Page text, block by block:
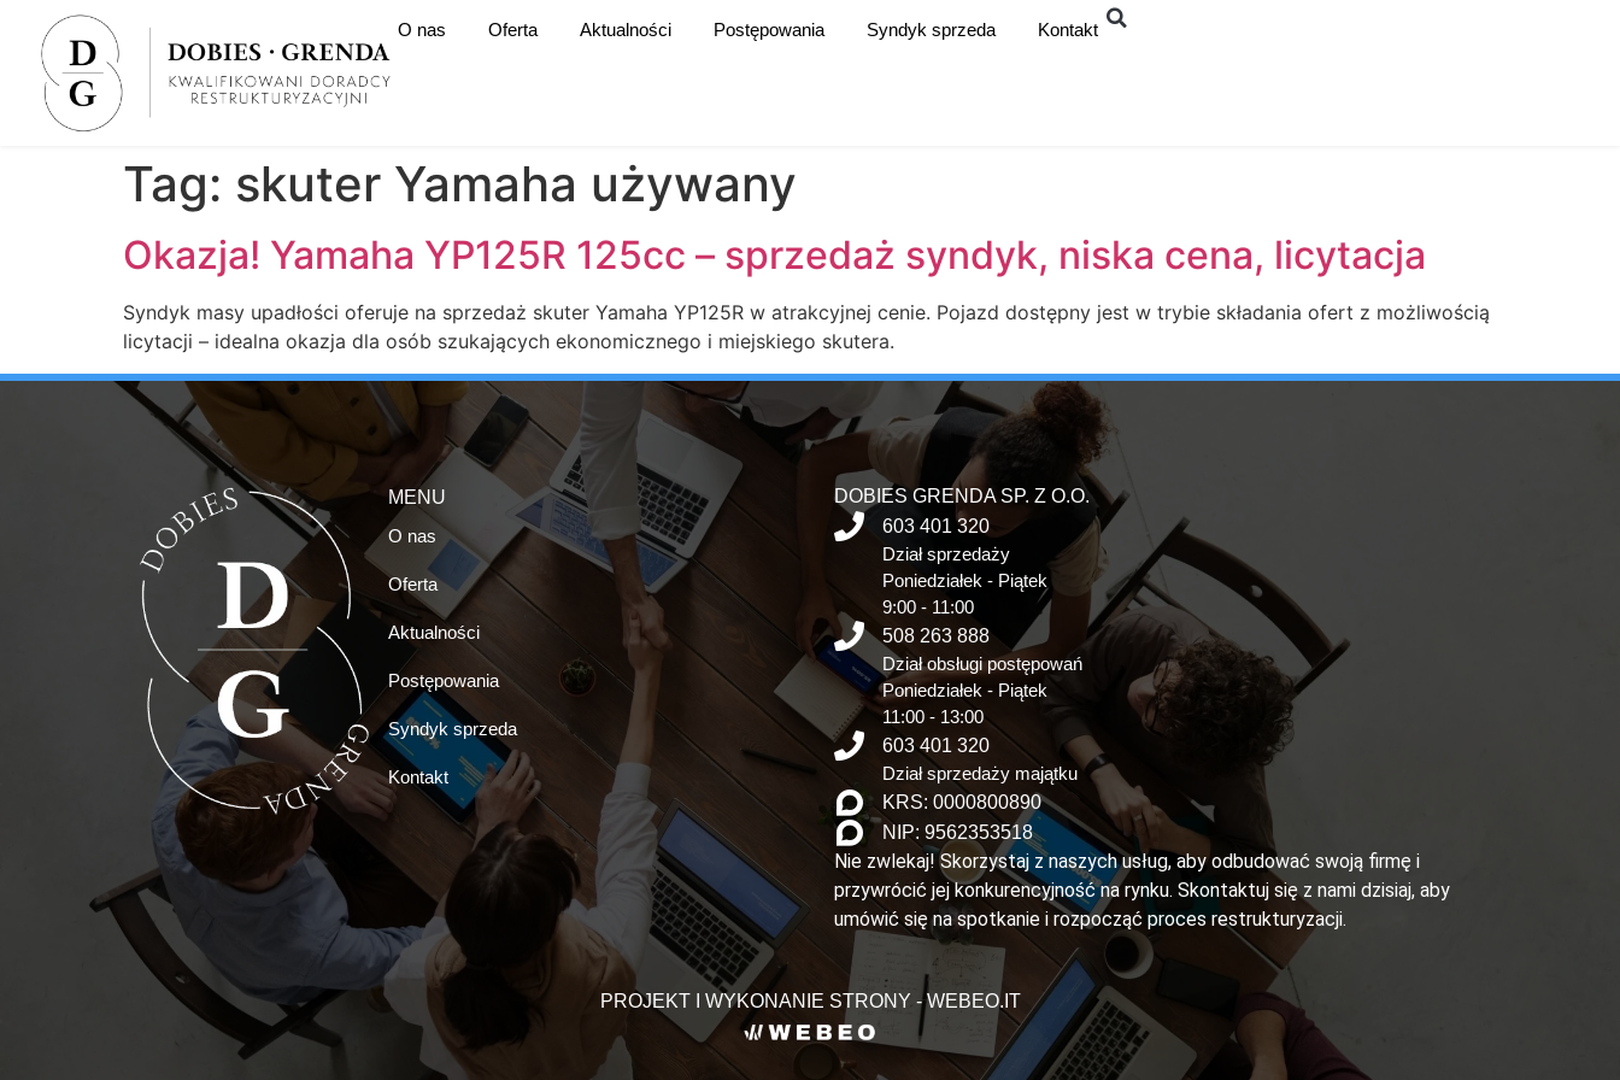
O nas Oferta Aktualności Postępowania Syndyk sprzeda Kontakt
Tag: skuter Yamaha używany
Okazja! Yamaha YP125R 125cc – sprzedaż syndyk, niska cena, licytacja
Syndyk masy upadłości oferuje na sprzedaż skuter Yamaha YP125R w atrakcyjnej cenie. Pojazd dostępny jest w trybie składania ofert z możliwością
licytacji – idealna okazja dla osób szukających ekonomicznego i miejskiego skutera.
MENU
O nas
Oferta
Aktualności
Postępowania
Syndyk sprzeda
Kontakt
DOBIES GRENDA SP. Z O.O.
603 401 320
Dział sprzedaży
Poniedziałek - Piątek
9:00 - 11:00
508 263 888
Dział obsługi postępowań
Poniedziałek - Piątek
11:00 - 13:00
603 401 320
Dział sprzedaży majątku
KRS: 0000800890
NIP: 9562353518
Nie zwlekaj! Skorzystaj z naszych usług, aby odbudować swoją firmę i
przywrócić jej konkurencyjność na rynku. Skontaktuj się z nami dzisiaj, aby
umówić się na spotkanie i rozpocząć proces restrukturyzacji.
PROJEKT I WYKONANIE STRONY - WEBEO.IT